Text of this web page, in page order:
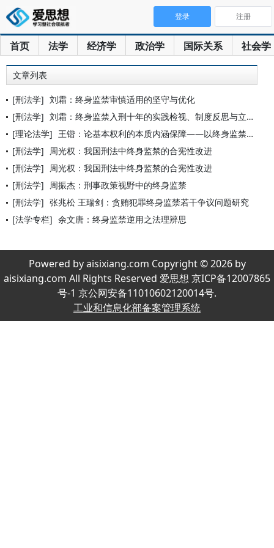
首页 法学 经济学 政治学 国际关系 社会学
登录 注册
文章列表
[刑法学] 刘霜：终身监禁审慎适用的坚守与优化
[刑法学] 刘霜：终身监禁入刑十年的实践检视、制度反思与立法展望
[理论法学] 王锴：论基本权利的本质内涵保障——以终身监禁为例
[刑法学] 周光权：我国刑法中终身监禁的合宪性改进
[刑法学] 周光权：我国刑法中终身监禁的合宪性改进
[刑法学] 周振杰：刑事政策视野中的终身监禁
[刑法学] 张兆松 王瑞剑：贪贿犯罪终身监禁若干争议问题研究
[法学专栏] 余文唐：终身监禁逆用之法理辨思
Powered by aisixiang.com Copyright © 2026 by
aisixiang.com All Rights Reserved 爱思想 京ICP备12007865
号-1 京公网安备11010602120014号.
工业和信息化部备案管理系统